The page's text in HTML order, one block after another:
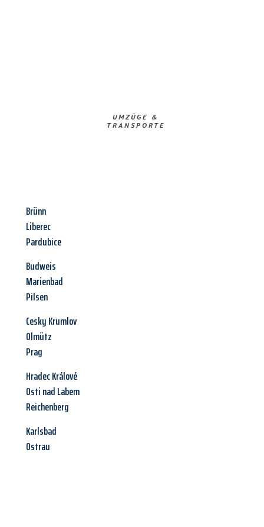
UMZÜGE &
TRANSPORTE
Brünn
Liberec
Pardubice
Budweis
Marienbad
Pilsen
Cesky Krumlov
Olmütz
Prag
Hradec Králové
Osti nad Labem
Reichenberg
Karlsbad
Ostrau